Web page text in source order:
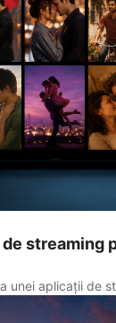
streaming
unei aplicații de